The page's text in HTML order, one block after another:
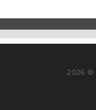
2026 ©